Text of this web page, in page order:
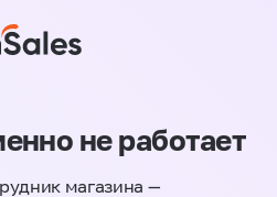
не работает
магазина —